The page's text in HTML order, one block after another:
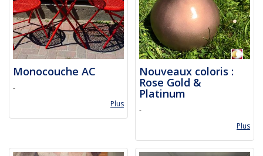
Monocouche AC
-
Plus
Nouveaux coloris :
Rose Gold &
Platinum
-
Plus